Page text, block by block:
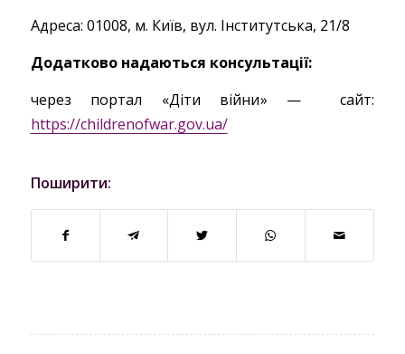
Адреса: 01008, м. Київ, вул. Інститутська, 21/8
Додатково надаються консультації:
через портал «Діти війни» —
сайт:
https://childrenofwar.gov.ua/
Поширити: